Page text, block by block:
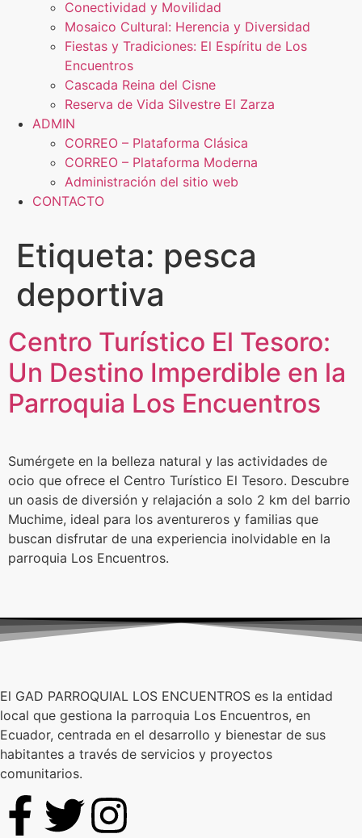
Conectividad y Movilidad
Mosaico Cultural: Herencia y Diversidad
Fiestas y Tradiciones: El Espíritu de Los
Encuentros
Cascada Reina del Cisne
Reserva de Vida Silvestre El Zarza
ADMIN
CORREO – Plataforma Clásica
CORREO – Plataforma Moderna
Administración del sitio web
CONTACTO
Etiqueta: pesca
deportiva
Centro Turístico El Tesoro:
Un Destino Imperdible en la
Parroquia Los Encuentros
Sumérgete en la belleza natural y las actividades de
ocio que ofrece el Centro Turístico El Tesoro. Descubre
un oasis de diversión y relajación a solo 2 km del barrio
Muchime, ideal para los aventureros y familias que
buscan disfrutar de una experiencia inolvidable en la
parroquia Los Encuentros.
El GAD PARROQUIAL LOS ENCUENTROS es la entidad
local que gestiona la parroquia Los Encuentros, en
Ecuador, centrada en el desarrollo y bienestar de sus
habitantes a través de servicios y proyectos
comunitarios.